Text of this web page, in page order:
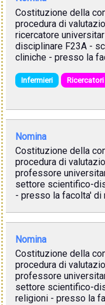
Costituzione della
procedura di
ricercatore
disciplinare F23A -
cliniche - presso la
Infermieri Ricercatori
Nomina
Costituzione della
procedura di
professore
settore scientifico-
- presso la facolta' di
Nomina
Costituzione della
procedura di
professore
settore scientifico-
religioni - presso la